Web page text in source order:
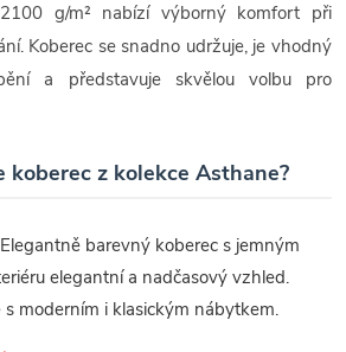
g/m² nabízí výborný komfort při
Koberec se snadno udržuje, je vhodný
a představuje skvělou volbu pro
koberec z kolekce Asthane?
Elegantně barevný koberec s jemným
elegantní a nadčasový vzhled.
s moderním i klasickým nábytkem.